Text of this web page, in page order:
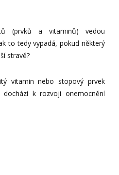
(prvků a vitaminů) vedou
to tedy vypadá, pokud některý
stravě?
vitamin nebo stopový prvek
k rozvoji onemocnění